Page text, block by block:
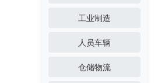
工业制造
人员车辆
仓储物流